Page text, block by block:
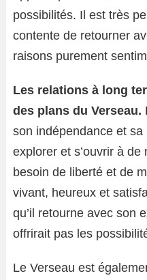
possibilités. Il est très
contente de retourner
raisons purement
Les relations à long
des plans du Verseau.
son indépendance et sa
explorer et s’ouvrir à
besoin de liberté et de
vivant, heureux et
qu’il retourne avec son
offrirait pas les
Le Verseau est